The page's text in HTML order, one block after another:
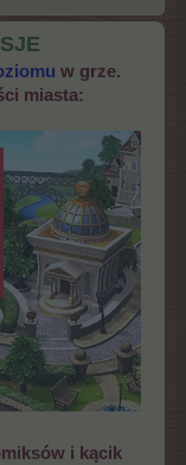
w grze.
miasta:
i kącik